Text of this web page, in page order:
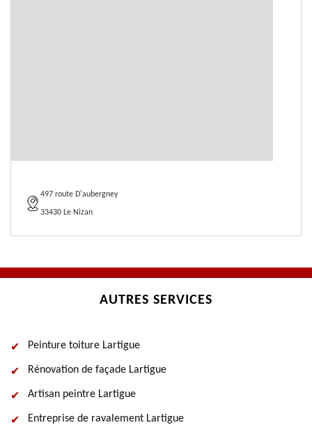
497 route D'aubergney
33430 Le Nizan
AUTRES SERVICES
Peinture toiture Lartigue
Rénovation de façade Lartigue
Artisan peintre Lartigue
Entreprise de ravalement Lartigue